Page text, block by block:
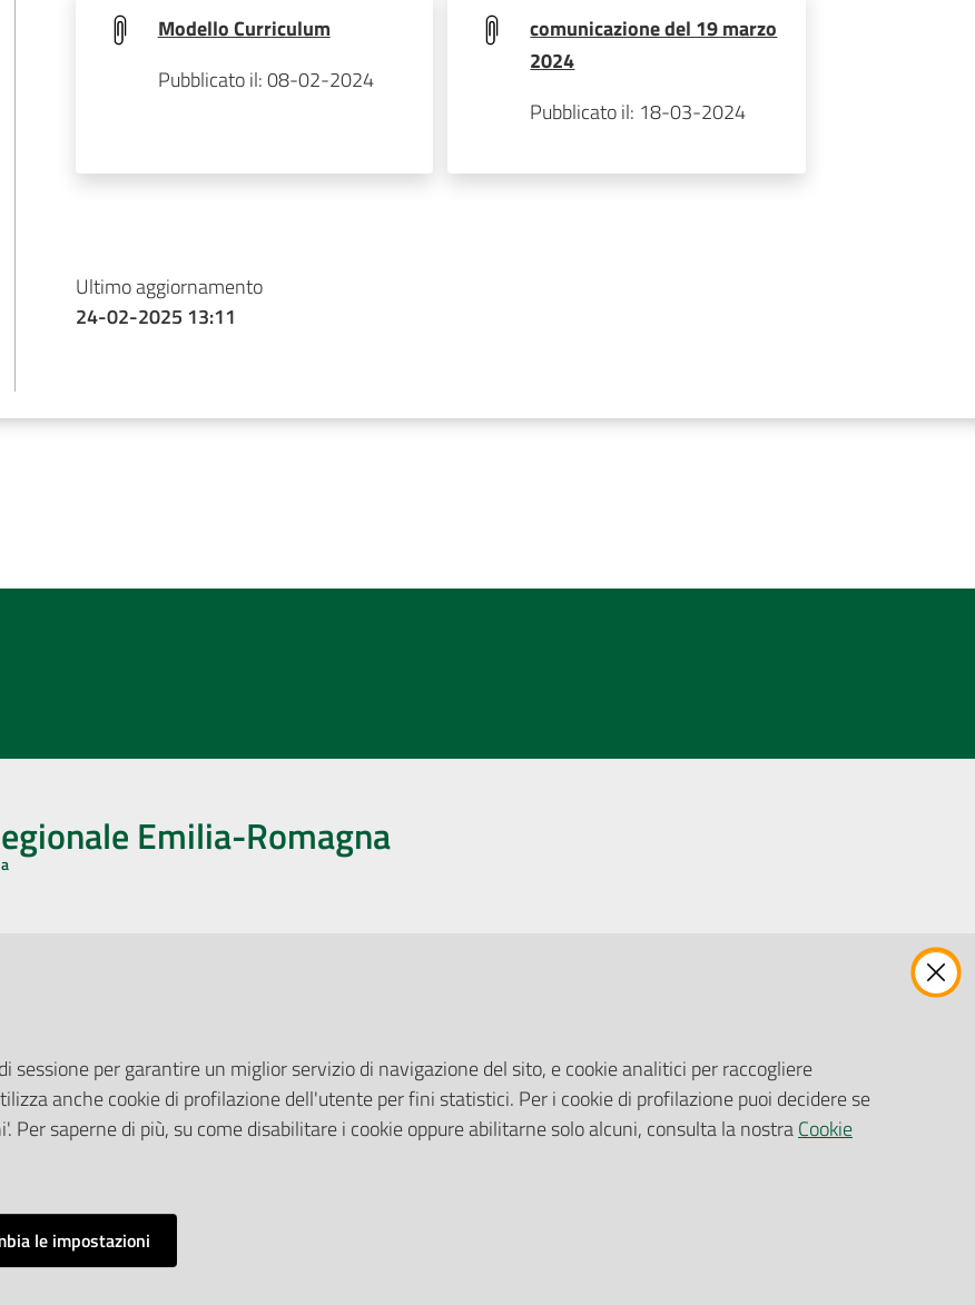
Modello Curriculum
Pubblicato il: 08-02-2024
comunicazione del 19 marzo
2024
Pubblicato il: 18-03-2024
Ultimo aggiornamento
24-02-2025 13:11
Emilia-Romagna
con il Pubblico
la Stampa
Pubblicità legale
Albo Pretorio
Privacy Policy
Attuazione Misure PNRR
Gare e Appalti
Richiesta Patrocinio
sessione per garantire un miglior servizio di navigazione del sito, e cookie analitici per raccogliere
anche cookie di profilazione dell'utente per fini statistici. Per i cookie di profilazione puoi decidere se
saperne di più, su come disabilitare i cookie oppure abilitarne solo alcuni, consulta la nostraCookie
le impostazioni